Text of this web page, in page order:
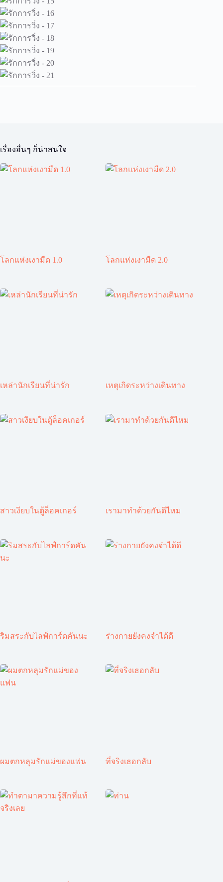
เรื่องอื่นๆ ก็น่าสนใจ
โลกแห่งเงามืด 1.0 โลกแห่งเงามืด 2.0
เหล่านักเรียนที่น่ารัก เหตุเกิดระหว่างเดินทาง
สาวเงียบในตู้ล็อคเกอร์ เรามาทำด้วยกันดีไหม
ริมสระกับไลฟ์การ์ดคันนะ ร่างกายยังคงจำได้ดี
ผมตกหลุมรักแม่ของแฟน ที่จริงเธอกลับ